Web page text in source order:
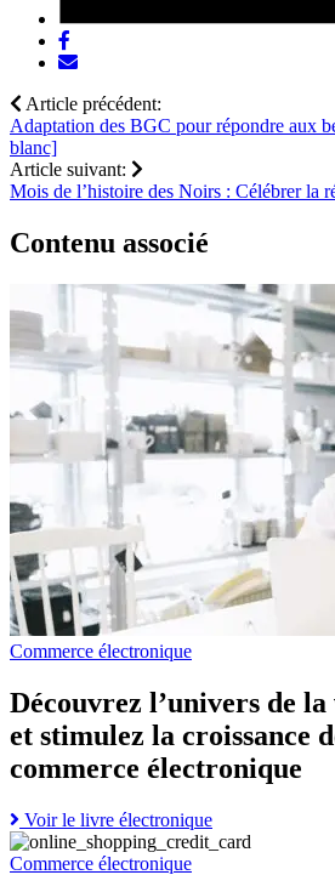
Share
post
Facebook
Share
via
email
Article précédent:
Adaptation des BGC pour répondre aux
blanc]
Article suivant:
Mois de l’histoire des Noirs : Célébrer la
Contenu associé
to
Découvrez
l’univers
vente
ligne
stimulez
la
croissance
de
votre
commerce
électronique
page
Commerce électronique
Découvrez l’univers de la
et stimulez la croissance
commerce électronique
Voir le livre électroniqueRead
more
Go
to
Commerce électronique